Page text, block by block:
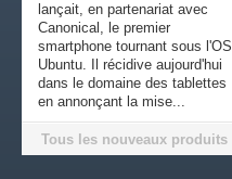
lançait, en partenariat avec
Canonical, le premier
smartphone tournant sous l'OS
Ubuntu. Il récidive aujourd'hui
dans le domaine des tablettes
en annonçant la mise...
Tous les nouveaux produits